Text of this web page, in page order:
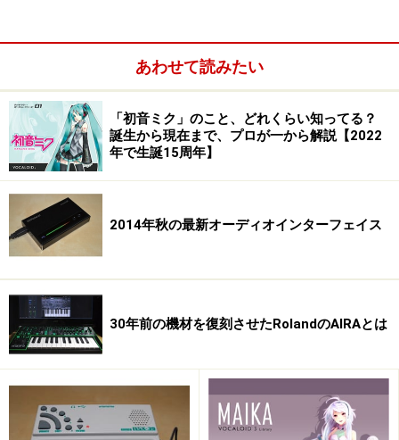
でも大丈夫。数多くあるシンセサイザも、その多くのも
のが、共通の考え方の元に成り立っていて、基本さえ抑
えておけば、どのシンセサイザでも使えるようになるの
です。このことはハードのシンセサイザでもソフトシン
セでも同様です。もちろん、一部に例外はありますが、
それでもこの基本を覚えておくことは、今後非常に役に
あわせて読みたい
「初音ミク」のこと、どれくらい知ってる？
誕生から現在まで、プロが一から解説【2022
年で生誕15周年】
2014年秋の最新オーディオインターフェイス
30年前の機材を復刻させたRolandのAIRAとは